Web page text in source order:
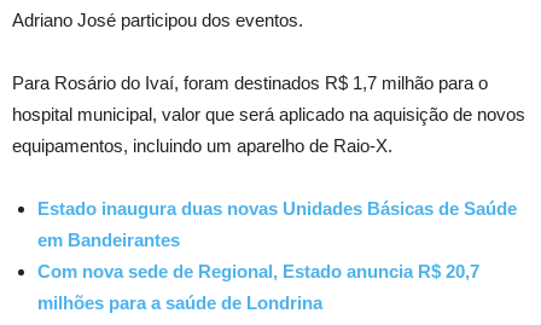
Adriano José participou dos eventos.
Para Rosário do Ivaí, foram destinados R$ 1,7 milhão para o
hospital municipal, valor que será aplicado na aquisição de novos
equipamentos, incluindo um aparelho de Raio-X.
Estado inaugura duas novas Unidades Básicas de Saúde
em Bandeirantes
Com nova sede de Regional, Estado anuncia R$ 20,7
milhões para a saúde de Londrina